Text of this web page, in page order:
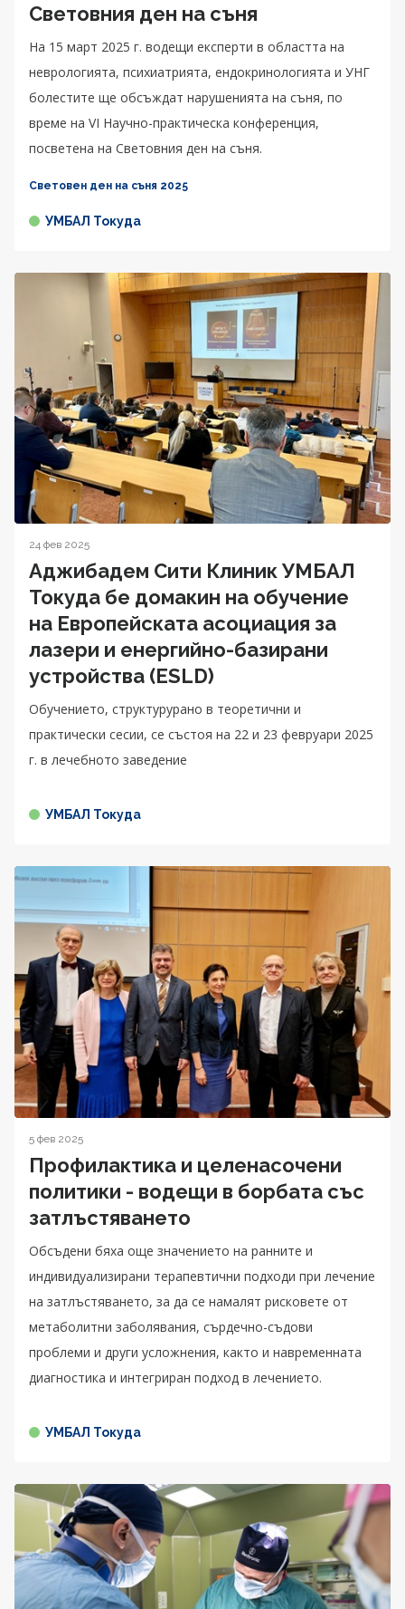
Световния ден на съня
На 15 март 2025 г. водещи експерти в областта на
неврологията, психиатрията, ендокринологията и УНГ
болестите ще обсъждат нарушенията на съня, по
време на VI Научно-практическа конференция,
посветена на Световния ден на съня.
Световен ден на съня 2025
УМБАЛ Токуда
24 фев 2025
Аджибадем Сити Клиник УМБАЛ
Токуда бе домакин на обучение
на Eвропейската асоциация за
лазери и енергийно-базирани
устройства (ESLD)
Обучението, структурурано в теоретични и
практически сесии, се състоя на 22 и 23 февруари 2025
г. в лечебното заведение
УМБАЛ Токуда
5 фев 2025
Профилактика и целенасочени
политики - водещи в борбата със
затлъстяването
Обсъдени бяха още значението на ранните и
индивидуализирани терапевтични подходи при лечение
на затлъстяването, за да се намалят рисковете от
метаболитни заболявания, сърдечно-съдови
проблеми и други усложнения, както и навременната
диагностика и интегриран подход в лечението.
УМБАЛ Токуда